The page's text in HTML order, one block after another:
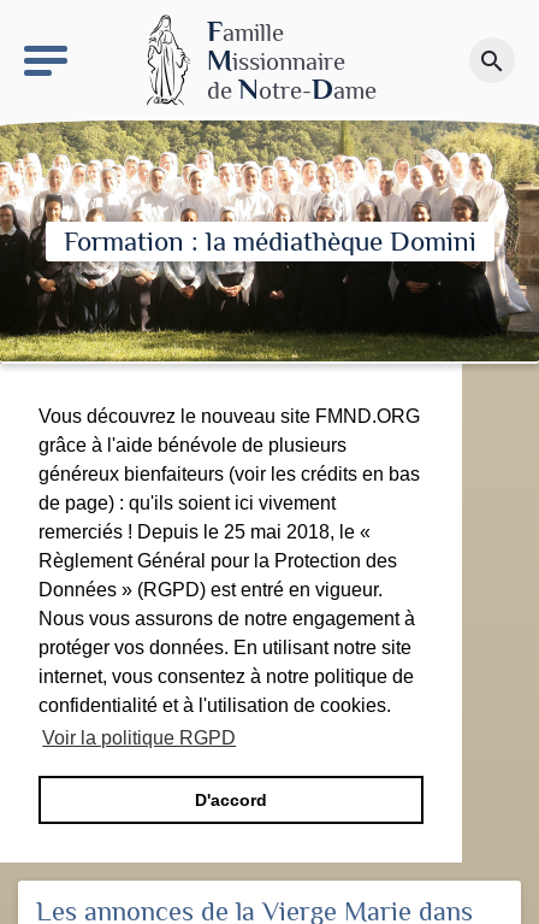
Famille
Missionnaire
de Notre-Dame
search
Faire un don
Formation : la médiathèque Domini
Vous découvrez le nouveau site FMND.ORG
grâce à l'aide bénévole de plusieurs
généreux bienfaiteurs (voir les crédits en bas
de page) : qu'ils soient ici vivement
remerciés ! Depuis le 25 mai 2018, le «
Règlement Général pour la Protection des
Données » (RGPD) est entré en vigueur.
Nous vous assurons de notre engagement à
protéger vos données. En utilisant notre site
internet, vous consentez à notre politique de
confidentialité et à l'utilisation de cookies.
Voir la politique RGPD
D'accord
Les annonces de la Vierge Marie dans